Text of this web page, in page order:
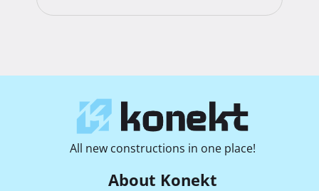
All new constructions in one place!
About Konekt